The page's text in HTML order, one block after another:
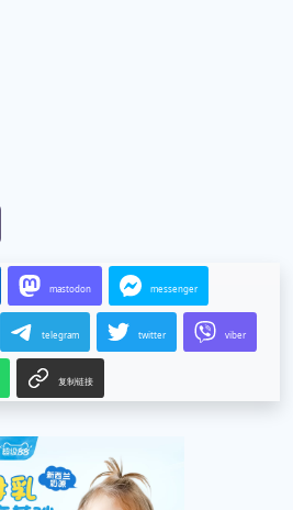
mastodon messenger
telegram twitter viber
复制链接